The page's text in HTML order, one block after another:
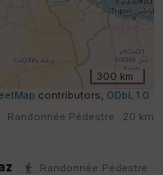
300 km
contributors, ODbL 1.0
Randonnée Pédestre · 20 km
Randonnée Pédestre ·